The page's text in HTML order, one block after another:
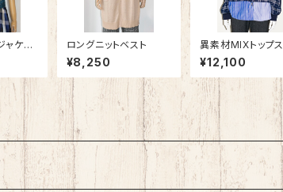
ャケッ
ロングニットベスト
¥8,250
異素材MIXトップス
¥12,100